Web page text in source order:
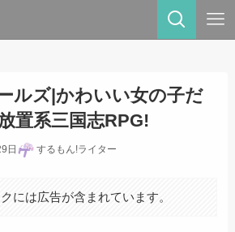
ルズ|かわいい女の子だ
置系三国志RPG!
日 するもん!ライター
には広告が含まれています。